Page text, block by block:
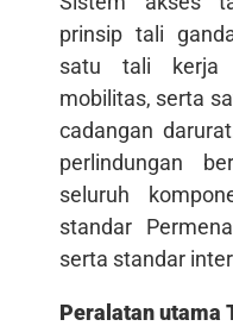
prinsip tali
satu tali kerja
mobilitas, serta
cadangan
perlindungan
seluruh
standar
serta standar
Peralatan utama